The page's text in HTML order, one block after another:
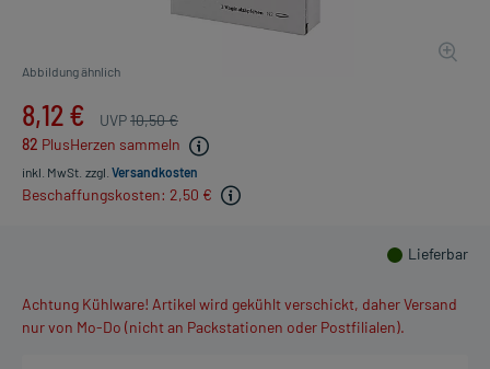
Abbildung ähnlich
8,12 € UVP10,50 €
82 PlusHerzen sammeln
inkl. MwSt. zzgl. Versandkosten
Beschaffungskosten: 2,50 €
Lieferbar
Achtung Kühlware! Artikel wird gekühlt verschickt, daher Versand
nur von Mo-Do (nicht an Packstationen oder Postfilialen).